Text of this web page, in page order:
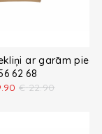
ar garām
62 68
€ 22.90